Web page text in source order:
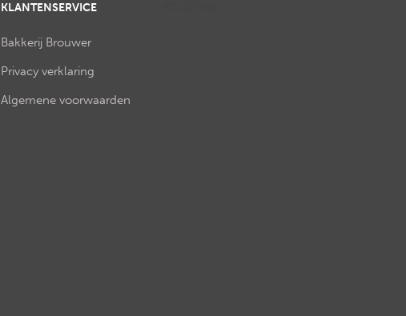
KLANTENSERVICE
Bakkerij Brouwer
Privacy verklaring
Algemene voorwaarden